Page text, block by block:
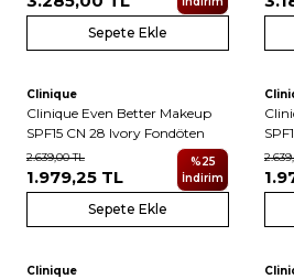
Sepete Ekle
Clinique
Clinique Even Better Makeup
SPF15 CN 28 Ivory Fondöten
2.639,00TL
1.979,25 TL
%25
İndirim
Sepete Ekle
Clinique